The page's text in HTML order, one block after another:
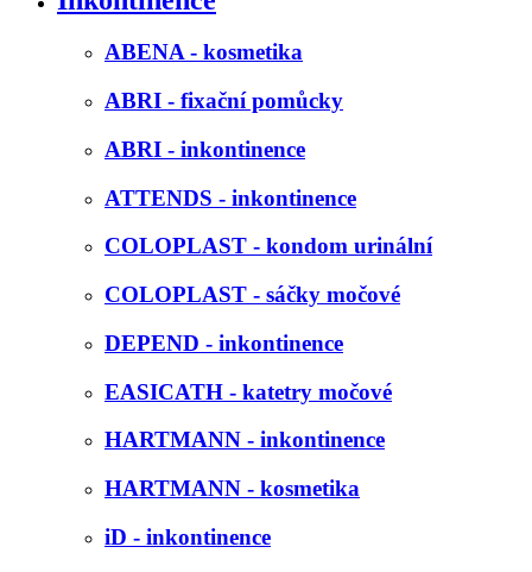
ABENA - kosmetika
ABRI - fixační pomůcky
ABRI - inkontinence
ATTENDS - inkontinence
COLOPLAST - kondom urinální
COLOPLAST - sáčky močové
DEPEND - inkontinence
EASICATH - katetry močové
HARTMANN - inkontinence
HARTMANN - kosmetika
iD - inkontinence